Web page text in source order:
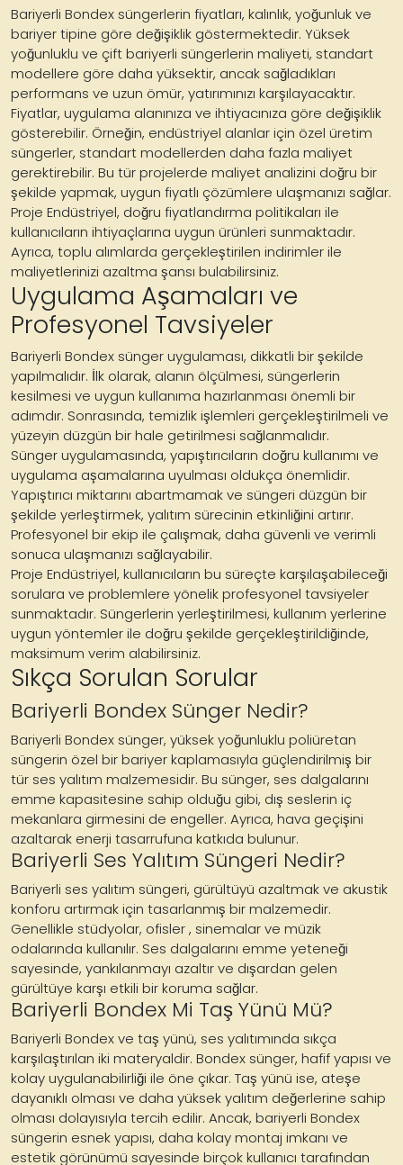
Bariyerli Bondex süngerlerin fiyatları, kalınlık, yoğunluk ve
bariyer tipine göre değişiklik göstermektedir. Yüksek
yoğunluklu ve çift bariyerli süngerlerin maliyeti, standart
modellere göre daha yüksektir, ancak sağladıkları
performans ve uzun ömür, yatırımınızı karşılayacaktır.
Fiyatlar, uygulama alanınıza ve ihtiyacınıza göre değişiklik
gösterebilir. Örneğin, endüstriyel alanlar için özel üretim
süngerler, standart modellerden daha fazla maliyet
gerektirebilir. Bu tür projelerde maliyet analizini doğru bir
şekilde yapmak, uygun fiyatlı çözümlere ulaşmanızı sağlar.
Proje Endüstriyel, doğru fiyatlandırma politikaları ile
kullanıcıların ihtiyaçlarına uygun ürünleri sunmaktadır.
Ayrıca, toplu alımlarda gerçekleştirilen indirimler ile
maliyetlerinizi azaltma şansı bulabilirsiniz.
Uygulama Aşamaları ve
Profesyonel Tavsiyeler
Bariyerli Bondex sünger uygulaması, dikkatli bir şekilde
yapılmalıdır. İlk olarak, alanın ölçülmesi, süngerlerin
kesilmesi ve uygun kullanıma hazırlanması önemli bir
adımdır. Sonrasında, temizlik işlemleri gerçekleştirilmeli ve
yüzeyin düzgün bir hale getirilmesi sağlanmalıdır.
Sünger uygulamasında, yapıştırıcıların doğru kullanımı ve
uygulama aşamalarına uyulması oldukça önemlidir.
Yapıştırıcı miktarını abartmamak ve süngeri düzgün bir
şekilde yerleştirmek, yalıtım sürecinin etkinliğini artırır.
Profesyonel bir ekip ile çalışmak, daha güvenli ve verimli
sonuca ulaşmanızı sağlayabilir.
Proje Endüstriyel, kullanıcıların bu süreçte karşılaşabileceği
sorulara ve problemlere yönelik profesyonel tavsiyeler
sunmaktadır. Süngerlerin yerleştirilmesi, kullanım yerlerine
uygun yöntemler ile doğru şekilde gerçekleştirildiğinde,
maksimum verim alabilirsiniz.
Sıkça Sorulan Sorular
Bariyerli Bondex Sünger Nedir?
Bariyerli Bondex sünger, yüksek yoğunluklu poliüretan
süngerin özel bir bariyer kaplamasıyla güçlendirilmiş bir
tür ses yalıtım malzemesidir. Bu sünger, ses dalgalarını
emme kapasitesine sahip olduğu gibi, dış seslerin iç
mekanlara girmesini de engeller. Ayrıca, hava geçişini
azaltarak enerji tasarrufuna katkıda bulunur.
Bariyerli Ses Yalıtım Süngeri Nedir?
Bariyerli ses yalıtım süngeri, gürültüyü azaltmak ve akustik
konforu artırmak için tasarlanmış bir malzemedir.
Genellikle stüdyolar, ofisler , sinemalar ve müzik
odalarında kullanılır. Ses dalgalarını emme yeteneği
sayesinde, yankılanmayı azaltır ve dışardan gelen
gürültüye karşı etkili bir koruma sağlar.
Bariyerli Bondex Mi Taş Yünü Mü?
Bariyerli Bondex ve taş yünü, ses yalıtımında sıkça
karşılaştırılan iki materyaldir. Bondex sünger, hafif yapısı ve
kolay uygulanabilirliği ile öne çıkar. Taş yünü ise, ateşe
dayanıklı olması ve daha yüksek yalıtım değerlerine sahip
olması dolayısıyla tercih edilir. Ancak, bariyerli Bondex
süngerin esnek yapısı, daha kolay montaj imkanı ve
estetik görünümü sayesinde birçok kullanıcı tarafından